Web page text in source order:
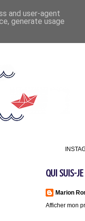
QUI SUIS-
Marion
Afficher mon
and user-agent
generate usage